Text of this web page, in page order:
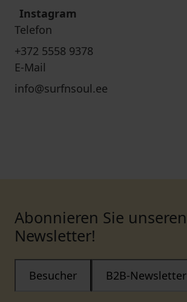
Instagram
Telefon
+372 5558 9378
E-Mail
info@surfnsoul.ee
Abonnieren Sie unseren
Newsletter!
Besucher B2B-Newsletter